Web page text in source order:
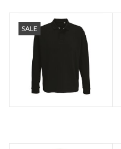
JACKS / JASSEN
WERKKLEDING
SALE